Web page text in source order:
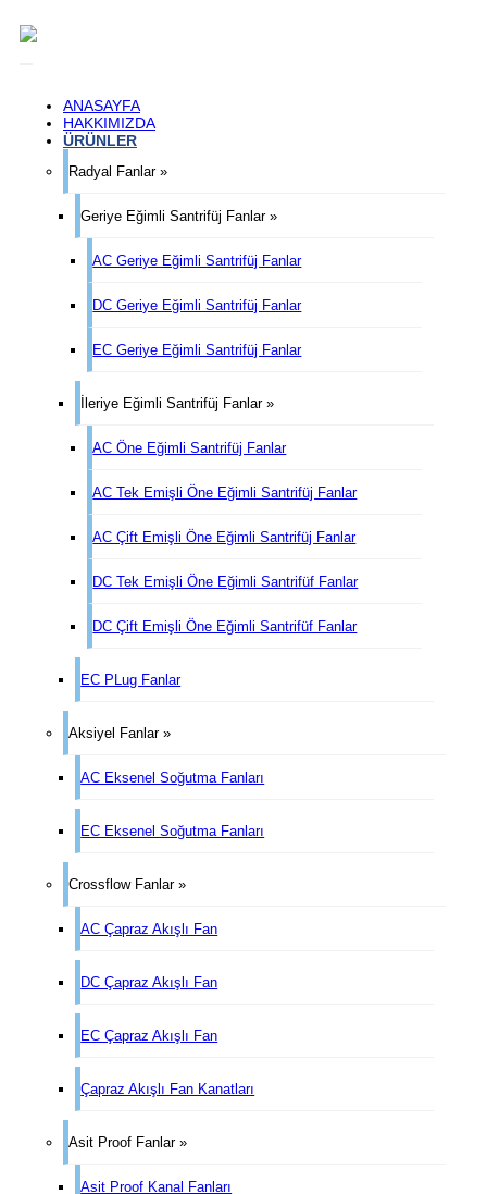
ANASAYFA
HAKKIMIZDA
ÜRÜNLER
Radyal Fanlar »
Geriye Eğimli Santrifüj Fanlar »
AC Geriye Eğimli Santrifüj Fanlar
DC Geriye Eğimli Santrifüj Fanlar
EC Geriye Eğimli Santrifüj Fanlar
İleriye Eğimli Santrifüj Fanlar »
AC Öne Eğimli Santrifüj Fanlar
AC Tek Emişli Öne Eğimli Santrifüj Fanlar
AC Çift Emişli Öne Eğimli Santrifüj Fanlar
DC Tek Emişli Öne Eğimli Santrifüf Fanlar
DC Çift Emişli Öne Eğimli Santrifüf Fanlar
EC PLug Fanlar
Aksiyel Fanlar »
AC Eksenel Soğutma Fanları
EC Eksenel Soğutma Fanları
Crossflow Fanlar »
AC Çapraz Akışlı Fan
DC Çapraz Akışlı Fan
EC Çapraz Akışlı Fan
Çapraz Akışlı Fan Kanatları
Asit Proof Fanlar »
Asit Proof Kanal Fanları